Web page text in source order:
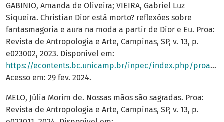
GABINIO, Amanda de Oliveira; VIEIRA, Gabriel Luz
Siqueira. Christian Dior está morto? reflexões sobre
fantasmagoria e aura na moda a partir de Dior e Eu. Proa:
Revista de Antropologia e Arte, Campinas, SP, v. 13, p.
e023002, 2023. Disponível em:
https://econtents.bc.unicamp.br/inpec/index.php/proa/article/view/17905
Acesso em: 29 fev. 2024.
MELO, Júlia Morim de. Nossas mãos são sagradas. Proa:
Revista de Antropologia e Arte, Campinas, SP, v. 13, p.